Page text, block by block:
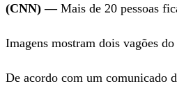
(CNN) — Mais de 20 pessoas
Imagens mostram dois vagões
De acordo com um comunicado